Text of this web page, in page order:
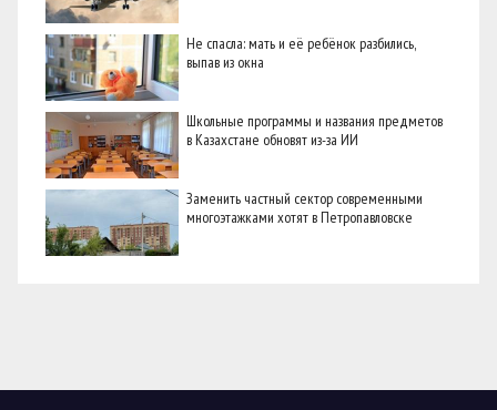
Не спасла: мать и её ребёнок разбились,
выпав из окна
Школьные программы и названия предметов
в Казахстане обновят из-за ИИ
Заменить частный сектор современными
многоэтажками хотят в Петропавловске